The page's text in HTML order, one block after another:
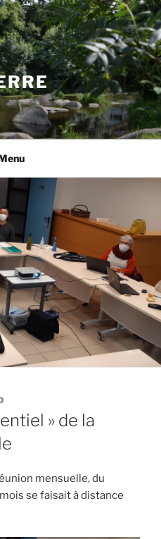
» de la
mensuelle, du
se faisait à distance